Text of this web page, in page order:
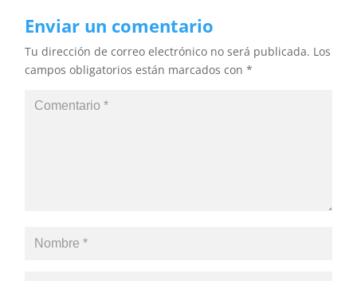
Enviar un comentario
Tu dirección de correo electrónico no será publicada. Los
campos obligatorios están marcados con*